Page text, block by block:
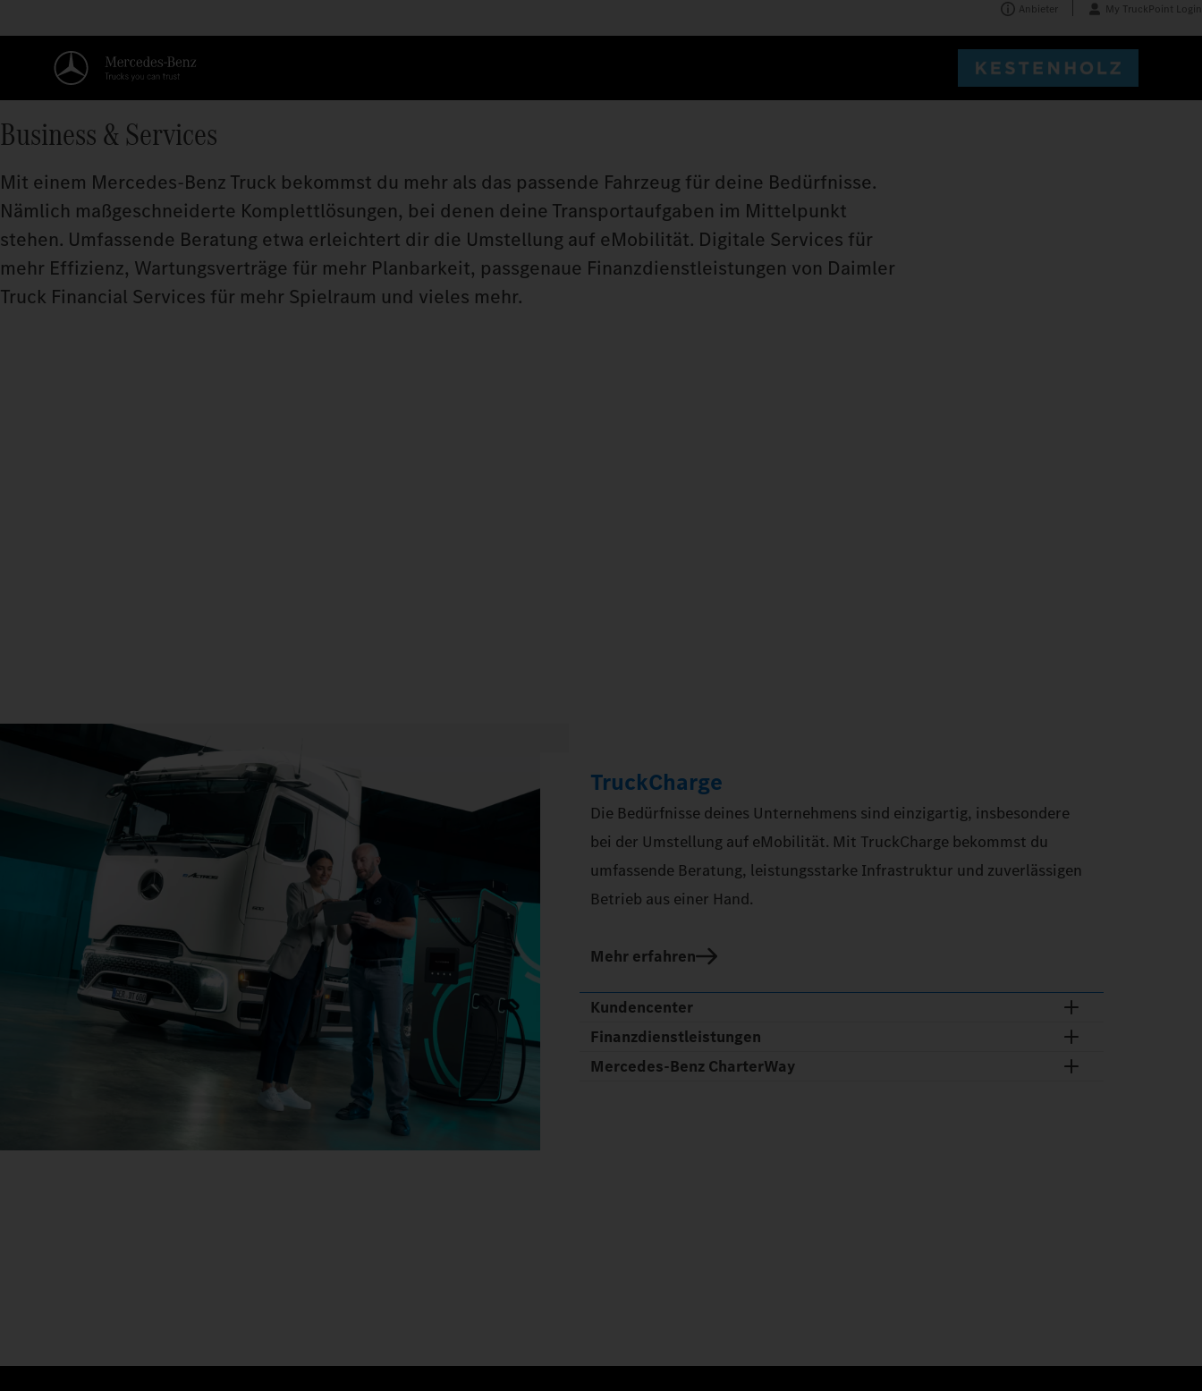
Anbieter My TruckPoint Login
Business & Services
Mit einem Mercedes-Benz Truck bekommst du mehr als das passende Fahrzeug für deine Bedürfnisse.
Nämlich maßgeschneiderte Komplettlösungen, bei denen deine Transportaufgaben im Mittelpunkt
stehen. Umfassende Beratung etwa erleichtert dir die Umstellung auf eMobilität. Digitale Services für
mehr Effizienz, Wartungsverträge für mehr Planbarkeit, passgenaue Finanzdienstleistungen von Daimler
Truck Financial Services für mehr Spielraum und vieles mehr.
TruckCharge
Die Bedürfnisse deines Unternehmens sind einzigartig, insbesondere
bei der Umstellung auf eMobilität. Mit TruckCharge bekommst du
umfassende Beratung, leistungsstarke Infrastruktur und zuverlässigen
Betrieb aus einer Hand.
Mehr erfahren
Kundencenter
Finanzdienstleistungen
Mercedes-Benz CharterWay